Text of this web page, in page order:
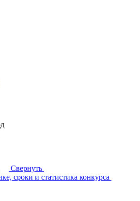
Свернуть
сроки и статистика конкурса